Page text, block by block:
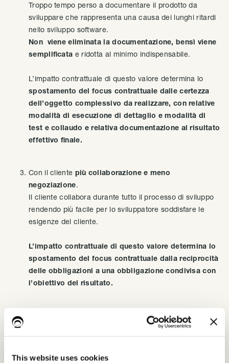
This website uses cookies
Troppo tempo perso a documentare il prodotto da
sviluppare che rappresenta una causa dei lunghi ritardi
nello sviluppo software.
Non viene eliminata la documentazione, bensì viene
semplificata e ridotta al minimo indispensabile.
L’impatto contrattuale di questo valore determina lo
spostamento del focus contrattuale dalle certezza
dell’oggetto complessivo da realizzare, con relative
modalità di esecuzione di dettaglio e modalità di
test e collaudo e relativa documentazione al risultato
effettivo finale.
Con il cliente più collaborazione e meno
negoziazione.
Il cliente collabora durante tutto il processo di sviluppo
rendendo più facile per lo sviluppatore soddisfare le
esigenze del cliente.
L’impatto contrattuale di questo valore determina lo
spostamento del focus contrattuale dalla reciprocità
delle obbligazioni a una obbligazione condivisa con
l’obiettivo del risultato.
Cavalcare il cambiamento a prescindere dal